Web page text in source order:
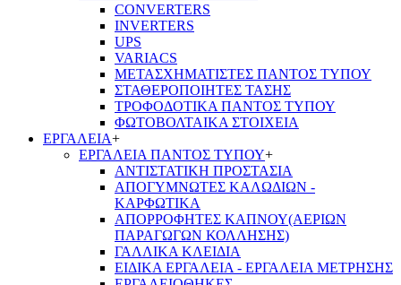
CONVERTERS
INVERTERS
UPS
VARIACS
ΜΕΤΑΣΧΗΜΑΤΙΣΤΕΣ ΠΑΝΤΟΣ ΤΥΠΟΥ
ΣΤΑΘΕΡΟΠΟΙΗΤΕΣ ΤΑΣΗΣ
ΤΡΟΦΟΔΟΤΙΚΑ ΠΑΝΤΟΣ ΤΥΠΟΥ
ΦΩΤΟΒΟΛΤΑΙΚΑ ΣΤΟΙΧΕΙΑ
ΕΡΓΑΛΕΙΑ+
ΕΡΓΑΛΕΙΑ ΠΑΝΤΟΣ ΤΥΠΟΥ+
ΑΝΤΙΣΤΑΤΙΚΗ ΠΡΟΣΤΑΣΙΑ
ΑΠΟΓΥΜΝΩΤΕΣ ΚΑΛΩΔΙΩΝ -
ΚΑΡΦΩΤΙΚΑ
ΑΠΟΡΡΟΦΗΤΕΣ ΚΑΠΝΟΥ(ΑΕΡΙΩΝ
ΠΑΡΑΓΩΓΩΝ ΚΟΛΛΗΣΗΣ)
ΓΑΛΛΙΚΑ ΚΛΕΙΔΙΑ
ΕΙΔΙΚΑ ΕΡΓΑΛΕΙΑ - ΕΡΓΑΛΕΙΑ ΜΕΤΡΗΣΗΣ